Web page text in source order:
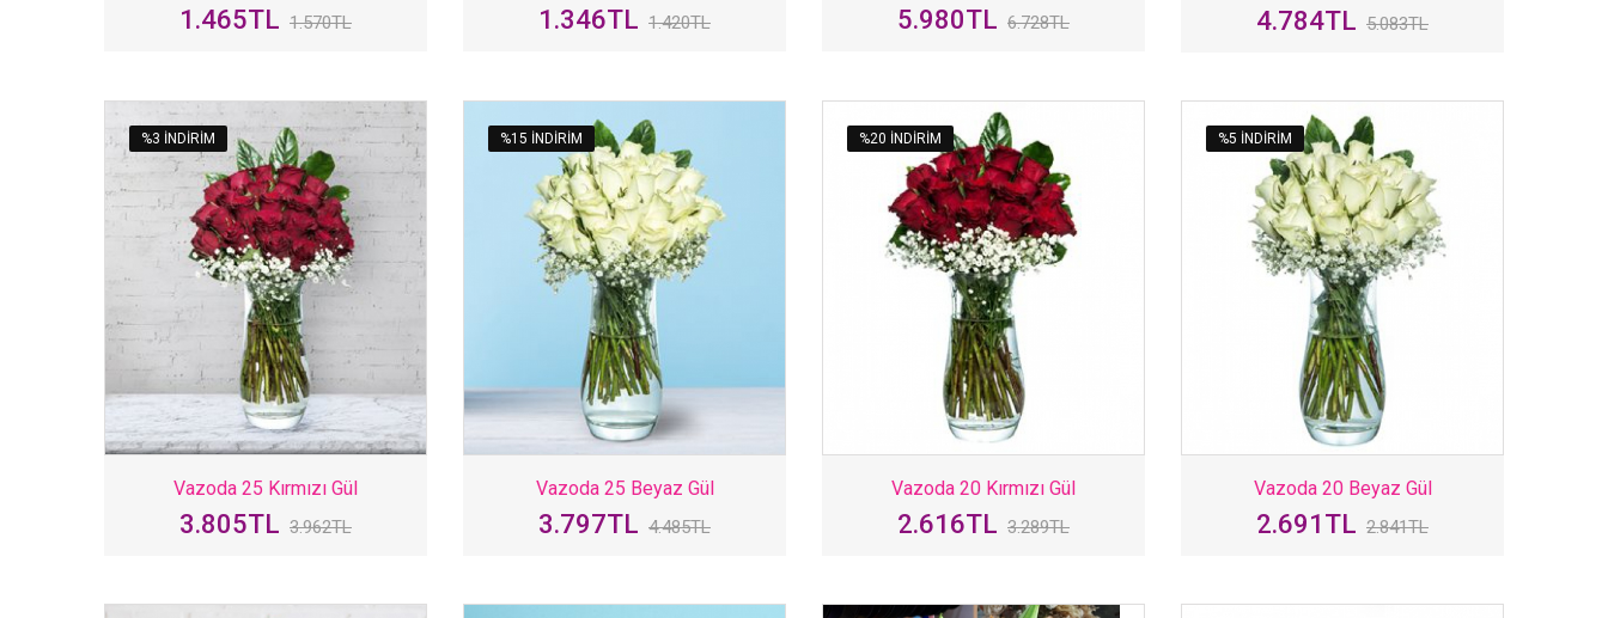
1.465TL 1.570TL 1.346TL 1.420TL 5.980TL 6.728TL 4.784TL 5.083TL
%3 INDIRIM
Vazoda 25 Kırmızı Gül
3.805TL 3.962TL
%15 INDIRIM
Vazoda 25 Beyaz Gül
3.797TL 4.485TL
%20 INDIRIM
Vazoda 20 Kırmızı Gül
2.616TL 3.289TL
%5 INDIRIM
Vazoda 20 Beyaz Gül
2.691TL 2.841TL